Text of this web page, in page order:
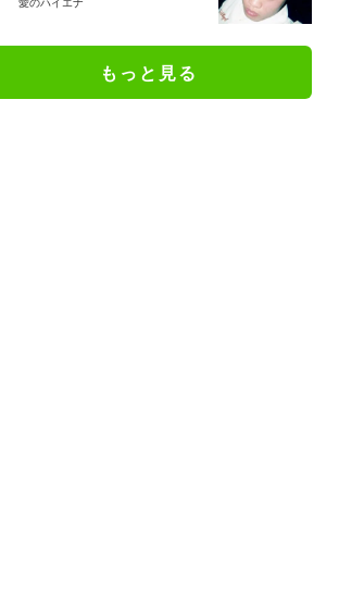
もっと見る